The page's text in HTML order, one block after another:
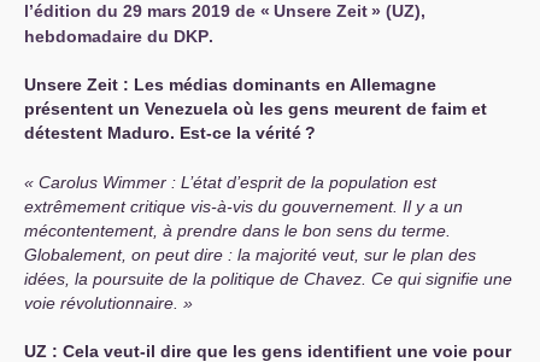
l’édition du 29 mars 2019 de « Unsere Zeit» (UZ),
hebdomadaire du DKP.
Unsere Zeit : Les médias dominants en Allemagne
présentent un Venezuela où les gens meurent de faim et
détestent Maduro. Est-ce la vérité?
Carolus Wimmer : L’état d’esprit de la population est
extrêmement critique vis-à-vis du gouvernement. Il y a un
mécontentement, à prendre dans le bon sens du terme.
Globalement, on peut dire : la majorité veut, sur le plan des
idées, la poursuite de la politique de Chavez. Ce qui signifie une
voie révolutionnaire.
UZ : Cela veut-il dire que les gens identifient une voie pour